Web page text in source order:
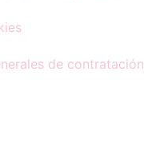
de contratación